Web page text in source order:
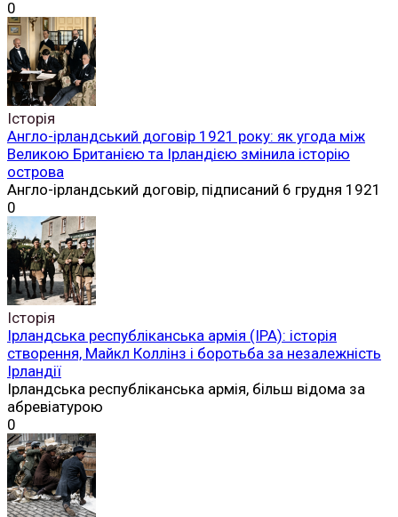
0
Історія
Англо-ірландський договір 1921 року: як угода між
Великою Британією та Ірландією змінила історію
острова
Англо-ірландський договір, підписаний 6 грудня 1921
0
Історія
Ірландська республіканська армія (ІРА): історія
створення, Майкл Коллінз і боротьба за незалежність
Ірландії
Ірландська республіканська армія, більш відома за
абревіатурою
0